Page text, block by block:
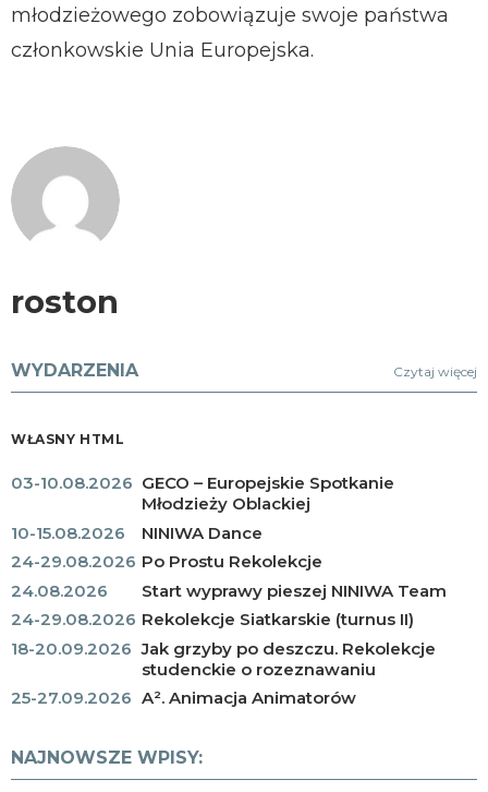
młodzieżowego zobowiązuje swoje państwa
członkowskie Unia Europejska.
roston
WYDARZENIA Czytaj więcej
WŁASNY HTML
03-10.08.2026 GECO – Europejskie Spotkanie
Młodzieży Oblackiej
10-15.08.2026
NINIWA Dance
24-29.08.2026 Po Prostu Rekolekcje
24.08.2026
Start wyprawy pieszej NINIWA Team
24-29.08.2026 Rekolekcje Siatkarskie (turnus II)
18-20.09.2026 Jak grzyby po deszczu. Rekolekcje
studenckie o rozeznawaniu
25-27.09.2026 A². Animacja Animatorów
NAJNOWSZE WPISY: